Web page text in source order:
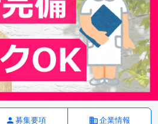
募集要項 企業情報